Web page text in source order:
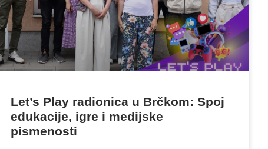
Let’s Play radionica u Brčkom: Spoj
edukacije, igre i medijske
pismenosti